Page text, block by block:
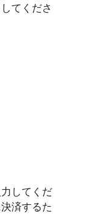
てくださ
してくだ
済するた